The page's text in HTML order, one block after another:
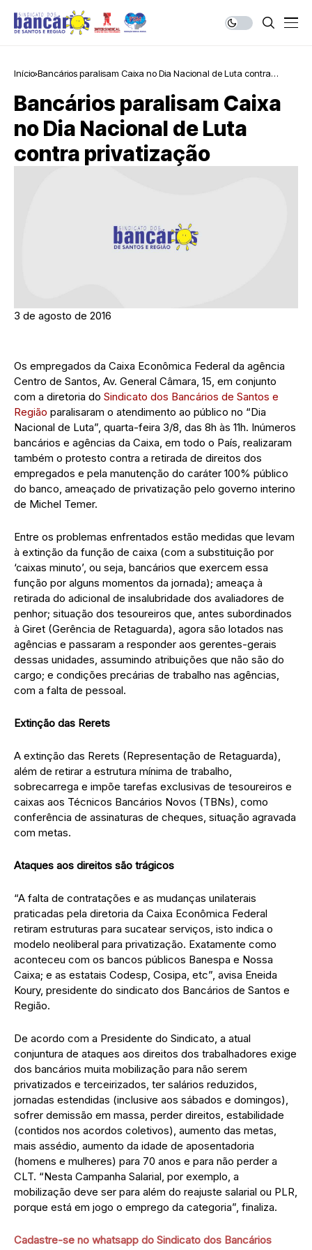
Início Bancários paralisam Caixa no Dia Nacional de Luta contra
Bancários paralisam Caixa
no Dia Nacional de Luta
contra privatização
3 de agosto de 2016
Os empregados da Caixa Econômica Federal da agência
Centro de Santos, Av. General Câmara, 15, em conjunto
com a diretoria do Sindicato dos Bancários de Santos e
Região paralisaram o atendimento ao público no “Dia
Nacional de Luta”, quarta-feira 3/8, das 8h às 11h. Inúmeros
bancários e agências da Caixa, em todo o País, realizaram
também o protesto contra a retirada de direitos dos
empregados e pela manutenção do caráter 100% público
do banco, ameaçado de privatização pelo governo interino
de Michel Temer.
Entre os problemas enfrentados estão medidas que levam
à extinção da função de caixa (com a substituição por
‘caixas minuto’, ou seja, bancários que exercem essa
função por alguns momentos da jornada); ameaça à
retirada do adicional de insalubridade dos avaliadores de
penhor; situação dos tesoureiros que, antes subordinados
à Giret (Gerência de Retaguarda), agora são lotados nas
agências e passaram a responder aos gerentes-gerais
dessas unidades, assumindo atribuições que não são do
cargo; e condições precárias de trabalho nas agências,
com a falta de pessoal.
Extinção das Rerets
A extinção das Rerets (Representação de Retaguarda),
além de retirar a estrutura mínima de trabalho,
sobrecarrega e impõe tarefas exclusivas de tesoureiros e
caixas aos Técnicos Bancários Novos (TBNs), como
conferência de assinaturas de cheques, situação agravada
com metas.
Ataques aos direitos são trágicos
“A falta de contratações e as mudanças unilaterais
praticadas pela diretoria da Caixa Econômica Federal
retiram estruturas para sucatear serviços, isto indica o
modelo neoliberal para privatização. Exatamente como
aconteceu com os bancos públicos Banespa e Nossa
Caixa; e as estatais Codesp, Cosipa, etc”, avisa Eneida
Koury, presidente do sindicato dos Bancários de Santos e
Região.
De acordo com a Presidente do Sindicato, a atual
conjuntura de ataques aos direitos dos trabalhadores exige
dos bancários muita mobilização para não serem
privatizados e terceirizados, ter salários reduzidos,
jornadas estendidas (inclusive aos sábados e domingos),
sofrer demissão em massa, perder direitos, estabilidade
(contidos nos acordos coletivos), aumento das metas,
mais assédio, aumento da idade de aposentadoria
(homens e mulheres) para 70 anos e para não perder a
CLT. “Nesta Campanha Salarial, por exemplo, a
mobilização deve ser para além do reajuste salarial ou PLR,
porque está em jogo o emprego da categoria”, finaliza.
Cadastre-se no whatsapp do Sindicato dos Bancários